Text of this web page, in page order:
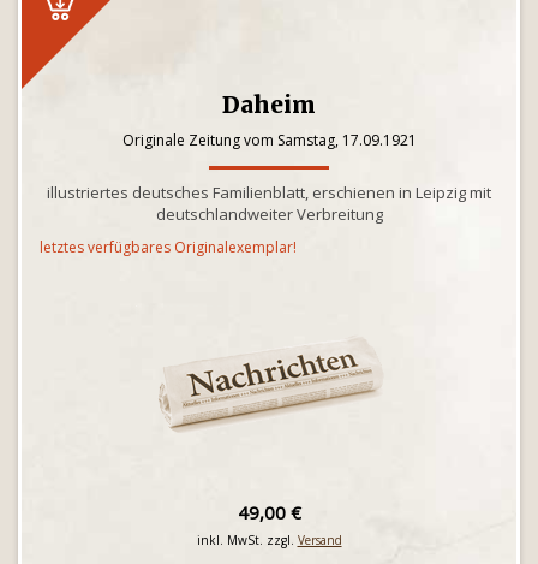
Daheim
Originale Zeitung vom Samstag, 17.09.1921
illustriertes deutsches Familienblatt, erschienen in Leipzig mit
deutschlandweiter Verbreitung
letztes verfügbares Originalexemplar!
49,00 €
inkl. MwSt. zzgl. Versand